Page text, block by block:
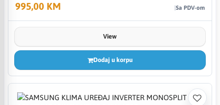
995,00 KM Sa PDV-om
View
Dodaj u korpu